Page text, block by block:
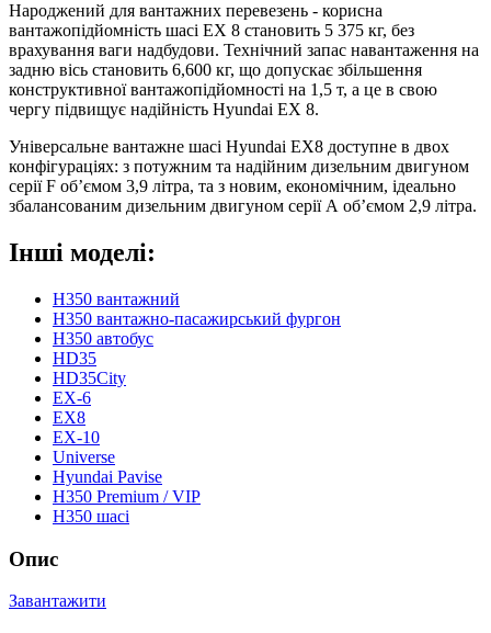
Народжений для вантажних перевезень - корисна
вантажопідйомність шасі ЕХ 8 становить 5 375 кг, без
врахування ваги надбудови. Технічний запас навантаження на
задню вісь становить 6,600 кг, що допускає збільшення
конструктивної вантажопідйомності на 1,5 т, а це в свою
чергу підвищує надійність Hyundai EX 8.
Універсальне вантажне шасі Hyundai EX8 доступне в двох
конфігураціях: з потужним та надійним дизельним двигуном
серії F об’ємом 3,9 літра, та з новим, економічним, ідеально
збалансованим дизельним двигуном серії А об’ємом 2,9 літра.
Інші моделі:
H350 вантажний
H350 вантажно-пасажирський фургон
H350 автобус
HD35
HD35City
ЕХ-6
EX8
ЕХ-10
Universe
Hyundai Pavise
Н350 Premium / VIP
H350 шасі
Опис
Завантажити